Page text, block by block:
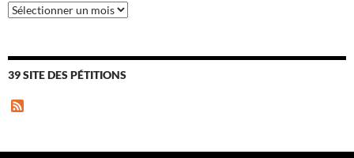
Archives
39 SITE DES PÉTITIONS